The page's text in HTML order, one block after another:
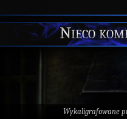
Nieco
Wykaligrafowane